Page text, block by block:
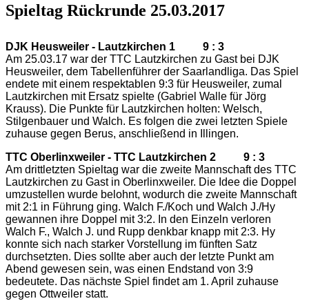
Spieltag Rückrunde 25.03.2017
DJK Heusweiler - Lautzkirchen 1 9 : 3
Am 25.03.17 war der TTC Lautzkirchen zu Gast bei DJK
Heusweiler, dem Tabellenführer der Saarlandliga. Das Spiel
endete mit einem respektablen 9:3 für Heusweiler, zumal
Lautzkirchen mit Ersatz spielte (Gabriel Walle für Jörg
Krauss). Die Punkte für Lautzkirchen holten: Welsch,
Stilgenbauer und Walch. Es folgen die zwei letzten Spiele
zuhause gegen Berus, anschließend in Illingen.
TTC Oberlinxweiler - TTC Lautzkirchen 2 9 : 3
Am drittletzten Spieltag war die zweite Mannschaft des TTC
Lautzkirchen zu Gast in Oberlinxweiler. Die Idee die Doppel
umzustellen wurde belohnt, wodurch die zweite Mannschaft
mit 2:1 in Führung ging. Walch F./Koch und Walch J./Hy
gewannen ihre Doppel mit 3:2. In den Einzeln verloren
Walch F., Walch J. und Rupp denkbar knapp mit 2:3. Hy
konnte sich nach starker Vorstellung im fünften Satz
durchsetzten. Dies sollte aber auch der letzte Punkt am
Abend gewesen sein, was einen Endstand von 3:9
bedeutete. Das nächste Spiel findet am 1. April zuhause
gegen Ottweiler statt.